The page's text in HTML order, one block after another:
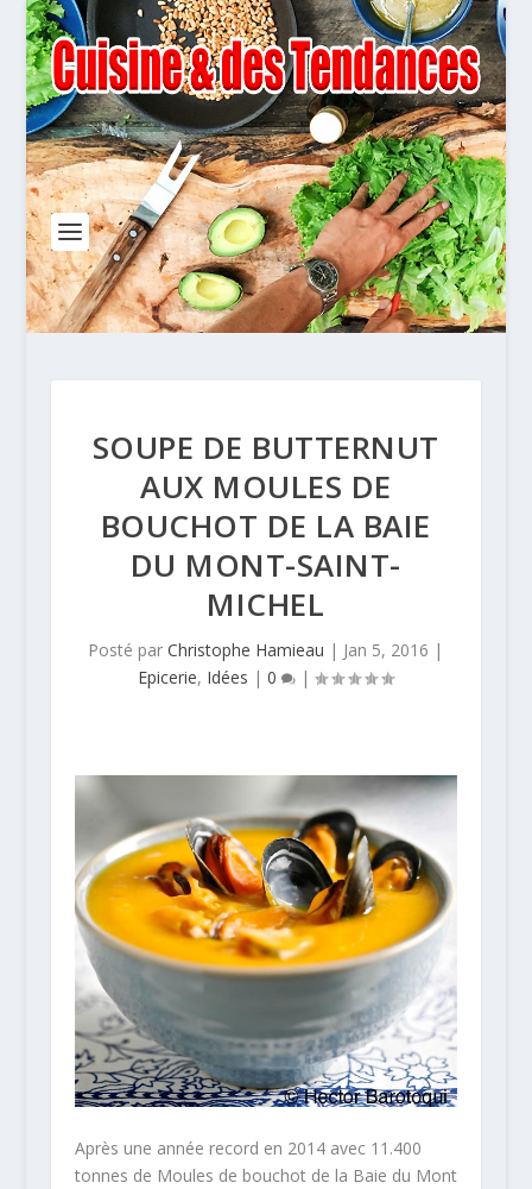
SOUPE DE BUTTERNUT
AUX MOULES DE
BOUCHOT DE LA BAIE
DU MONT-SAINT-
MICHEL
Posté parChristophe Hamieau | Jan 5, 2016 |
Epicerie, Idées |0 |
Après une année record en 2014 avec 11.400
tonnes de Moules de bouchot de la Baie du Mont